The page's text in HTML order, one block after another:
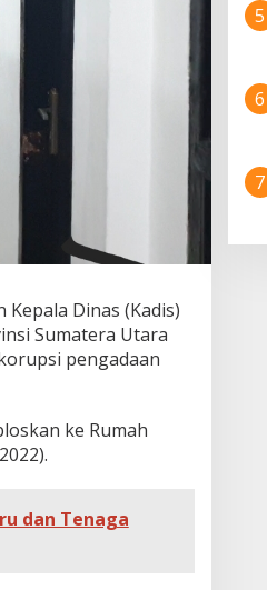
Dinas (Kadis)
Sumatera Utara
pengadaan
ke Rumah
dan Tenaga
5
6
7